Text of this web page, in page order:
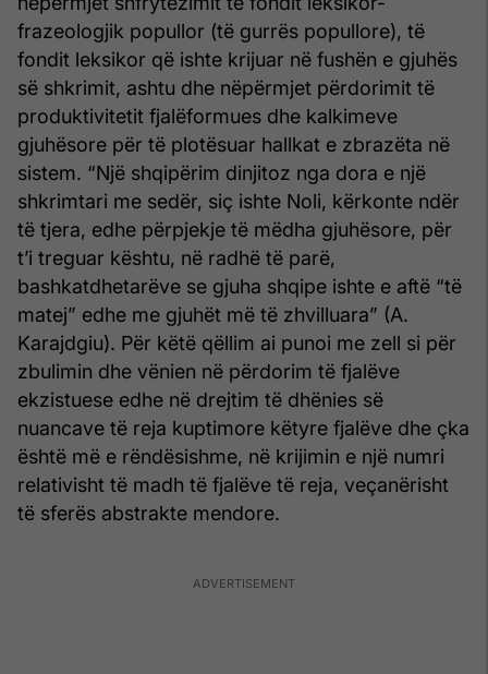
frazeologjik popullor (të gurrës popullore), të
fondit leksikor që ishte krijuar në fushën e gjuhës
së shkrimit, ashtu dhe nëpërmjet përdorimit të
produktivitetit fjalëformues dhe kalkimeve
gjuhësore për të plotësuar hallkat e zbrazëta në
sistem. “Një shqipërim dinjitoz nga dora e një
shkrimtari me sedër, siç ishte Noli, kërkonte ndër
të tjera, edhe përpjekje të mëdha gjuhësore, për
t’i treguar kështu, në radhë të parë,
bashkatdhetarëve se gjuha shqipe ishte e aftë “të
matej” edhe me gjuhët më të zhvilluara” (A.
Karajdgiu). Për këtë qëllim ai punoi me zell si për
zbulimin dhe vënien në përdorim të fjalëve
ekzistuese edhe në drejtim të dhënies së
nuancave të reja kuptimore këtyre fjalëve dhe çka
është më e rëndësishme, në krijimin e një numri
relativisht të madh të fjalëve të reja, veçanërisht
të sferës abstrakte mendore.